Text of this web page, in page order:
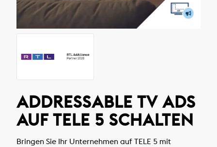
ADDRESSABLE TV ADS
AUF TELE 5 SCHALTEN
Bringen Sie Ihr Unternehmen auf TELE 5 mit